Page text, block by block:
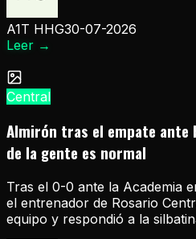
A1T HHG30-07-2026
Leer →
Central
Almirón tras el empate ante
de la gente es normal
Tras el 0-0 ante la Academia
el entrenador de Rosario
equipo y respondió a la